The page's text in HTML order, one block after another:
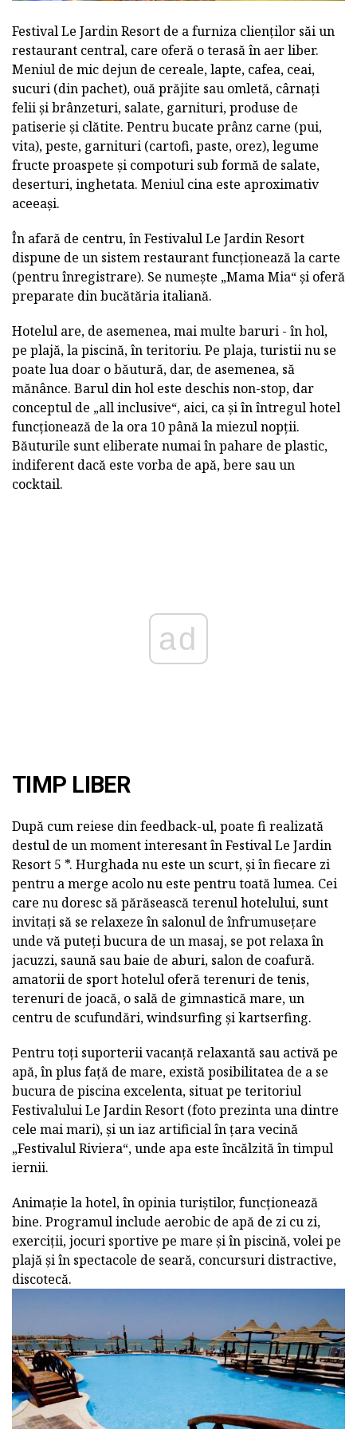
Festival Le Jardin Resort de a furniza clienților săi un
restaurant central, care oferă o terasă în aer liber.
Meniul de mic dejun de cereale, lapte, cafea, ceai,
sucuri (din pachet), ouă prăjite sau omletă, cârnați
felii și brânzeturi, salate, garnituri, produse de
patiserie și clătite. Pentru bucate prânz carne (pui,
vita), peste, garnituri (cartofi, paste, orez), legume
fructe proaspete și compoturi sub formă de salate,
deserturi, inghetata. Meniul cina este aproximativ
aceeași.
În afară de centru, în Festivalul Le Jardin Resort
dispune de un sistem restaurant funcționează la carte
(pentru înregistrare). Se numește „Mama Mia“ și oferă
preparate din bucătăria italiană.
Hotelul are, de asemenea, mai multe baruri - în hol,
pe plajă, la piscină, în teritoriu. Pe plaja, turistii nu se
poate lua doar o băutură, dar, de asemenea, să
mănânce. Barul din hol este deschis non-stop, dar
conceptul de „all inclusive“, aici, ca și în întregul hotel
funcționează de la ora 10 până la miezul nopții.
Băuturile sunt eliberate numai în pahare de plastic,
indiferent dacă este vorba de apă, bere sau un
cocktail.
ad
TIMP LIBER
După cum reiese din feedback-ul, poate fi realizată
destul de un moment interesant în Festival Le Jardin
Resort 5 *. Hurghada nu este un scurt, și în fiecare zi
pentru a merge acolo nu este pentru toată lumea. Cei
care nu doresc să părăsească terenul hotelului, sunt
invitați să se relaxeze în salonul de înfrumusețare
unde vă puteți bucura de un masaj, se pot relaxa în
jacuzzi, saună sau baie de aburi, salon de coafură.
amatorii de sport hotelul oferă terenuri de tenis,
terenuri de joacă, o sală de gimnastică mare, un
centru de scufundări, windsurfing și kartserfing.
Pentru toți suporterii vacanță relaxantă sau activă pe
apă, în plus față de mare, există posibilitatea de a se
bucura de piscina excelenta, situat pe teritoriul
Festivalului Le Jardin Resort (foto prezinta una dintre
cele mai mari), și un iaz artificial în țara vecină
„Festivalul Riviera“, unde apa este încălzită în timpul
iernii.
Animație la hotel, în opinia turiștilor, funcționează
bine. Programul include aerobic de apă de zi cu zi,
exerciții, jocuri sportive pe mare și în piscină, volei pe
plajă și în spectacole de seară, concursuri distractive,
discotecă.